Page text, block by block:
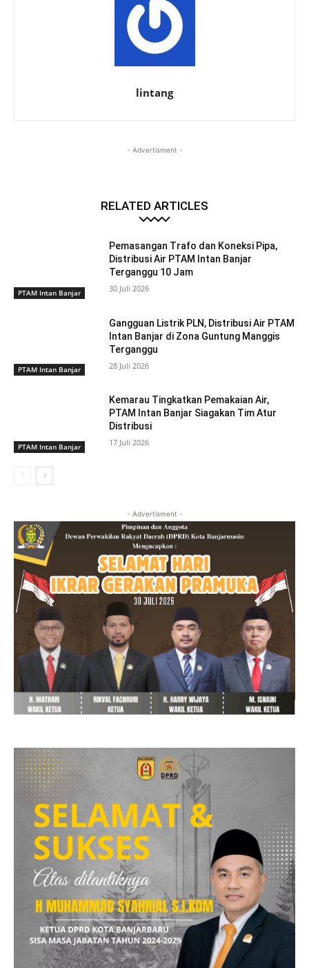
lintang
- Advertisment -
RELATED ARTICLES
PTAM Intan Banjar
Pemasangan Trafo dan Koneksi Pipa,
Distribusi Air PTAM Intan Banjar
Terganggu 10 Jam
30 Juli 2026
PTAM Intan Banjar
Gangguan Listrik PLN, Distribusi Air PTAM
Intan Banjar di Zona Guntung Manggis
Terganggu
28 Juli 2026
PTAM Intan Banjar
Kemarau Tingkatkan Pemakaian Air,
PTAM Intan Banjar Siagakan Tim Atur
Distribusi
17 Juli 2026
- Advertisment -